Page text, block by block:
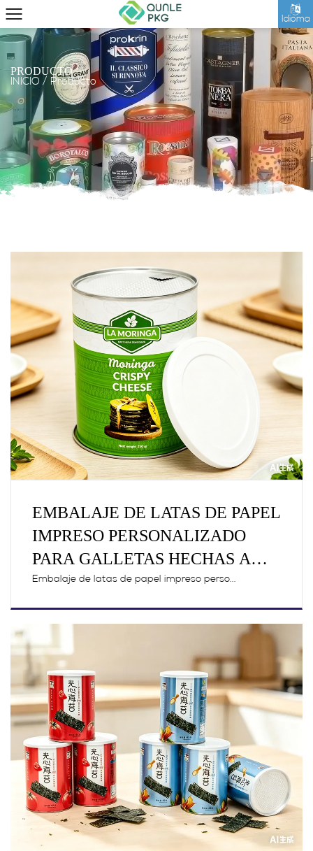
Idioma
PRODUCTO
INICIO / Producto
EMBALAJE DE LATAS DE PAPEL
IMPRESO PERSONALIZADO
PARA GALLETAS HECHAS A
MANO
Embalaje de latas de papel impreso perso...